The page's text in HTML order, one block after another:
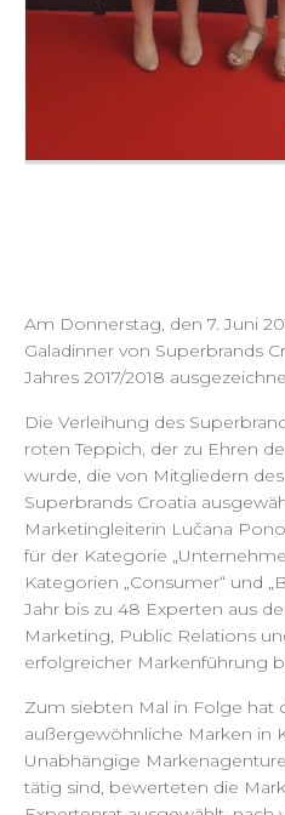
Am Donnerstag, den 7. Juni
Galadinner von Superbrands
Jahres 2017/2018
Die Verleihung des
roten Teppich, der zu Ehren
wurde, die von Mitgliedern
Superbrands Croatia
Marketingleiterin Lučana
für der Kategorie
Kategorien „Consumer“ und
Jahr bis zu 48 Experten aus
Marketing, Public Relations
erfolgreicher Markenführung
Zum siebten Mal in Folge hat
außergewöhnliche Marken in
Unabhängige
tätig sind, bewerteten die